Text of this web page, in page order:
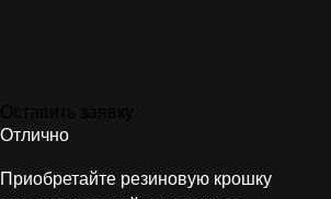
Отлично
Приобретайте резиновую крошку